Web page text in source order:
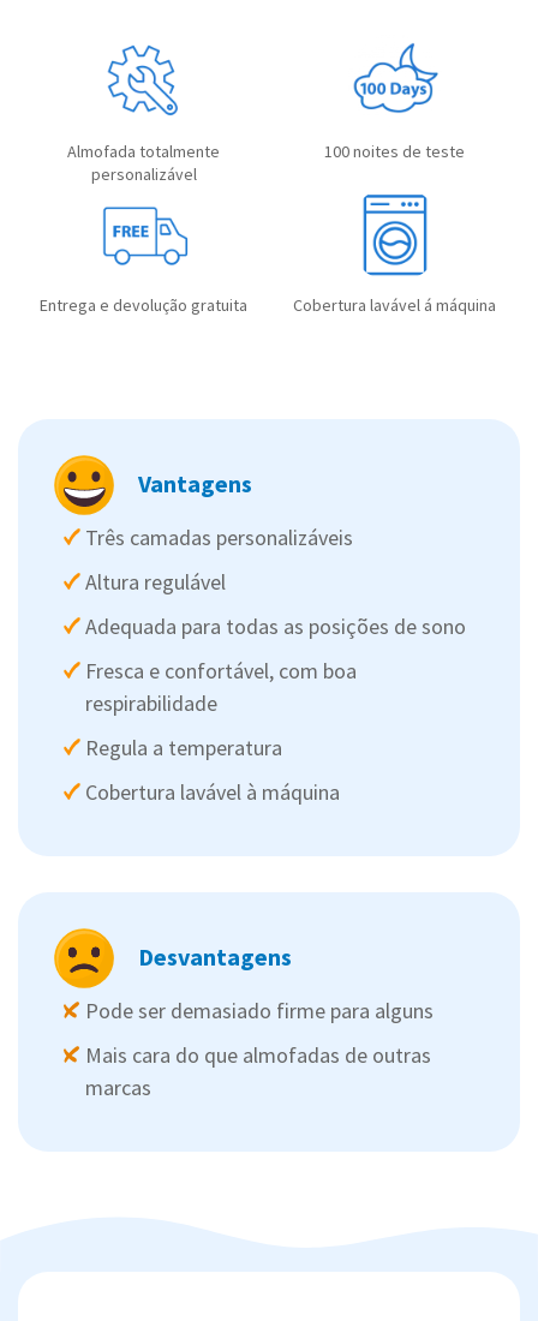
Almofada totalmente
personalizável
100 noites de teste
Entrega e devolução gratuita Cobertura lavável á máquina
Vantagens
Três camadas personalizáveis
Altura regulável
Adequada para todas as posições de sono
Fresca e confortável, com boa
respirabilidade
Regula a temperatura
Cobertura lavável à máquina
Desvantagens
Pode ser demasiado firme para alguns
Mais cara do que almofadas de outras
marcas